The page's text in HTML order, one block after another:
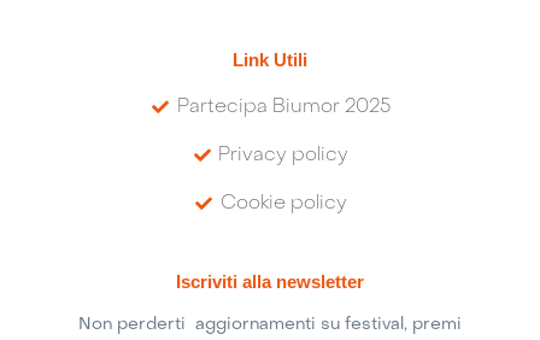
Link Utili
Partecipa Biumor 2025
Privacy policy
Cookie policy
Iscriviti alla newsletter
Non perderti aggiornamenti su festival, premi